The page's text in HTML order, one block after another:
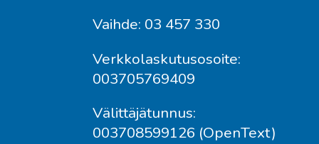
Vaihde: 03 457 330
Verkkolaskutusosoite:
003705769409
Välittäjätunnus:
003708599126 (OpenText)